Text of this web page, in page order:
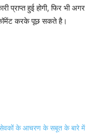
प्राप्त हुई होगी, फिर भी अगर
करके पूछ सकते है।
सेवकों के आचरण के सबूत के बारे में